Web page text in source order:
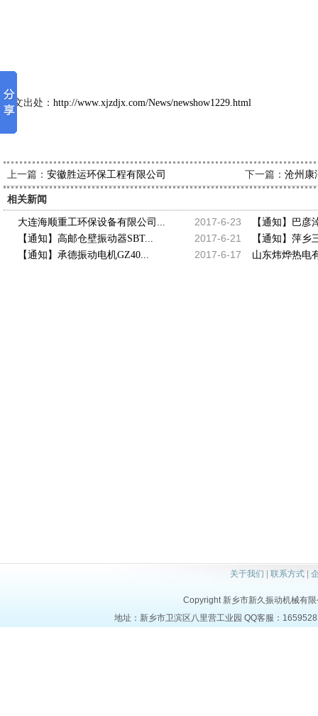
本文出处： http://www.xjzdjx.com/News/newshow1229.html
上一篇： 安徽胜运环保工程有限公司 下一篇： 沧州康
相关新闻
2017-6-23
大连海顺重工环保设备有限公司... 【通知】巴彦
2017-6-21
【通知】高邮仓壁振动器SBT... 【通知】萍乡
2017-6-17
【通知】承德振动电机GZ40... 山东炜烨热电
关于我们 | 联系方式|
Copyright 新乡市新久振动机械有
地址：新乡市卫滨区八里营工业园 QQ客服：